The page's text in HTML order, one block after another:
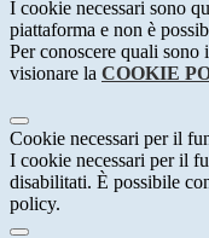
I cookie necessari sono
piattaforma e non è
Per conoscere quali sono
visionare la COOKIE
Cookie necessari per il
I cookie necessari per il
disabilitati. È possibile
policy.